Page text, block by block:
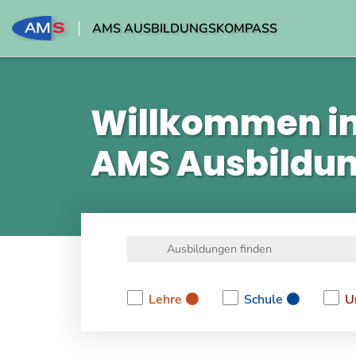
AMS AUSBILDUNGSKOMPASS
Willkommen
AMS
Lehre
Schule